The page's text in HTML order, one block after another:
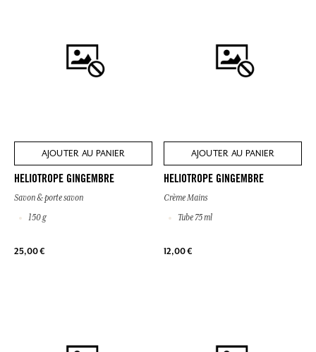
AJOUTER AU PANIER
HELIOTROPE GINGEMBRE
Savon & porte savon
150 g
25,00 €
AJOUTER AU PANIER
HELIOTROPE GINGEMBRE
Crème Mains
Tube 75 ml
12,00 €